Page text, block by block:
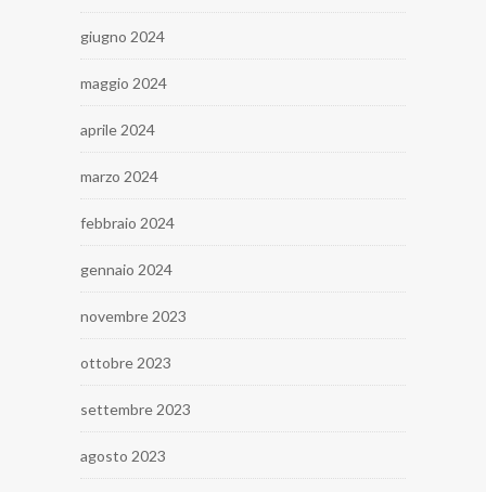
giugno 2024
maggio 2024
aprile 2024
marzo 2024
febbraio 2024
gennaio 2024
novembre 2023
ottobre 2023
settembre 2023
agosto 2023